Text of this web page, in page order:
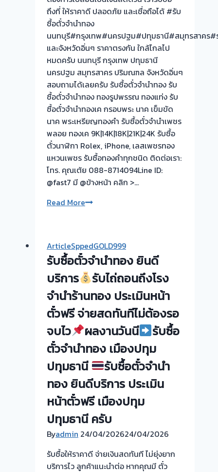
ต้อง
รอ
จบ
หน้า
งาน
รับ
ซื้อ
ตั๋ว
จำนำ
ทอง
รับ
ซื้อ
ทอง
|
ลูกค้า
นนทบุรี
ถึงที่ ให้ราคาดี ปลอดภัย และเชื่อถือได้ #รับ
ซื้อตั๋วจำนำทอง
นนทบุรี#กรุงเทพ#นครปฐม#ปทุมธานี#สมุทรสาคร#
และจังหวัดอิ่นๆ ราคาตรงกัน ใกล้ไกลไป
หมดครับ นนทบุรี กรุงเทพ ปทุมธานี
นครปฐม สมุทรสาคร ปริมณฑล จังหวัดอิ่นๆ
สอบถามได้เลยครับ รับซื้อตั๋วจำนำทอง รับ
ซื้อตั๋วจำนำทอง ทองรูปพรรณ ทองแท่ง รับ
ซื้อตั๋วจำนำทองเค กรอบพระ นาค เข็มขัด
นาค พระเหรียญทองคำ รับซื้อตั๋วจำนำเพชร
พลอย ทองเค 9K|14K|18K|21K|24K รับซื้อ
ตั๋วนาฬิกา Rolex, iPhone, เลสเพชรทอง
แหวนเพชร รับซื้อทองคำทุกชนิด ติดต่อเรา:
โทร. คุณเต้ย 088-8714094Line ID:
@fast7 มี @ข้างหน้า คลิก >…
Read Moreรับ
ทอง
รับ
ไถ่ถอน
ถึง
โรง
ร้าน
ทอง
ประเมิน
ตั๋ว
ฟรี
จ่าย
เงิน
ทันที
ไม่
รอ
ArticleSppedGOLD999
รับซื้อตั๋วจำนำทอง ยินดี
บริการ
รับไถ่ถอนถึงโรง
จำนำร้านทอง ประเมินหน้า
ตั๋วฟรี จ่ายสดทันทีไม่ต้องรอ
จบไว
ผลงานวันนี
รับซื้อ
ตั๋วจำนำทอง เมืองปทุม
ปทุมธานี
รับซื้อตั๋วจำนำ
ทอง ยินดีบริการ ประเมิน
หน้าตั๋วฟรี เมืองปทุม
ปทุมธานี ครับ
Byadmin 24/04/202624/04/2026
รับซื้อให้ราคาดี จ่ายเงินสดทันที ไม่ยุ่งยาก
บริการไว ลูกค้าแนะนำต่อ หากคุณมี ตั๋ว